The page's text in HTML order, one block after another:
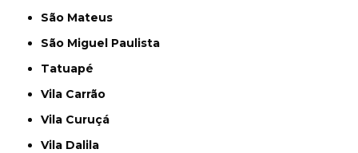
São Mateus
São Miguel Paulista
Tatuapé
Vila Carrão
Vila Curuçá
Vila Dalila